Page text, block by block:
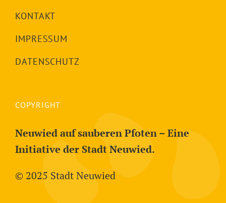
KONTAKT
IMPRESSUM
DATENSCHUTZ
COPYRIGHT
Neuwied auf sauberen Pfoten – Eine
Initiative der Stadt Neuwied.
© 2025 Stadt Neuwied